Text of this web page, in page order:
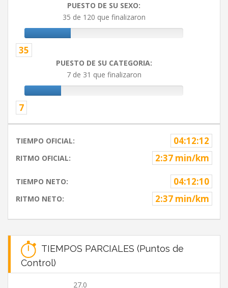
PUESTO DE SU SEXO:
35 de 120 que finalizaron
35
PUESTO DE SU CATEGORIA:
7 de 31 que finalizaron
7
TIEMPO OFICIAL: 04:12:12
RITMO OFICIAL: 2:37 min/km
TIEMPO NETO: 04:12:10
RITMO NETO: 2:37 min/km
TIEMPOS PARCIALES (Puntos de
Control)
27.0